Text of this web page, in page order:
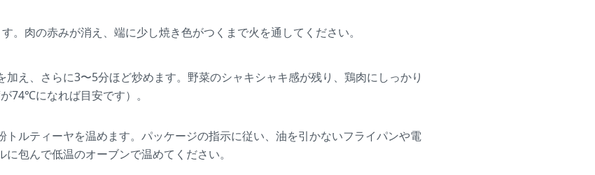
。肉の赤みが消え、端に少し焼き色がつくまで火を通してください。
加え、さらに3〜5分ほど炒めます。野菜のシャキシャキ感が残り、鶏肉にしっかり
74℃になれば目安です）。
トルティーヤを温めます。パッケージの指示に従い、油を引かないフライパンや電
包んで低温のオーブンで温めてください。